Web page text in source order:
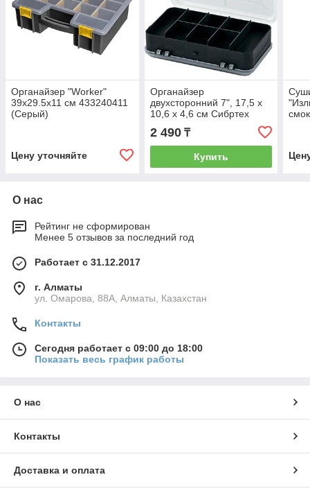
Органайзер "Worker"
39х29.5х11 см 433240411
(Серый)
Цену уточняйте
Органайзер
двухсторонний 7", 17,5 х
10,6 х 4,6 см Сибртех
2 490₸
Купить
О нас
Рейтинг не сформирован
Менее 5 отзывов за последний год
Работает с 31.12.2017
г. Алматы
ул. Омарова, 88А, Алматы, Казахстан
Контакты
Сегодня работает с 09:00 до 18:00
Показать весь график работы
О нас
Контакты
Доставка и оплата